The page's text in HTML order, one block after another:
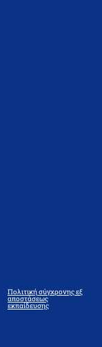
Πολιτική σύγχρονης εξ
αποστάσεως
εκπαίδευσης